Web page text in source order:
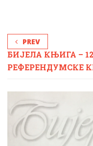
PREV
БИЈЕЛА КЊИГА –
РЕФЕРЕНДУМСКЕ